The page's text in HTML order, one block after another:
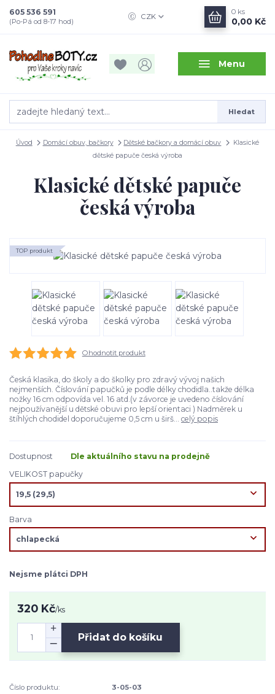
Menu
CZK
Hledat
605 536 591
(Po-Pá od 8-17 hod)
0 ks
0,00 Kč
Úvod Domácí obuv, bačkory Dětské bačkory a domácí obuv
Klasické
dětské papuče česká výroba
Klasické dětské papuče
česká výroba
TOP produkt
Ohodnotit produkt
Česká klasika, do školy a do školky pro zdravý vývoj našich
nejmenších. Číslování papučků je podle délky chodidla..takže délka
nožky 16 cm odpovída vel. 16 atd.(v závorce je uvedeno číslování
nejpoužívanější u dětské obuvi pro lepší orientaci ) Nadměrek u
štíhlých chodidel doporučujeme 0,5 cm u širš... celý popis
Dostupnost
Dle aktuálního stavu na prodejně
VELIKOST papučky
Barva
Nejsme plátci DPH
320 Kč/ks
Přidat do košíku
Číslo produktu:
3-05-03